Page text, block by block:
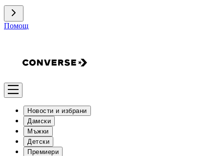
Помощ
Новости и избрани
Дамски
Мъжки
Детски
Премиери